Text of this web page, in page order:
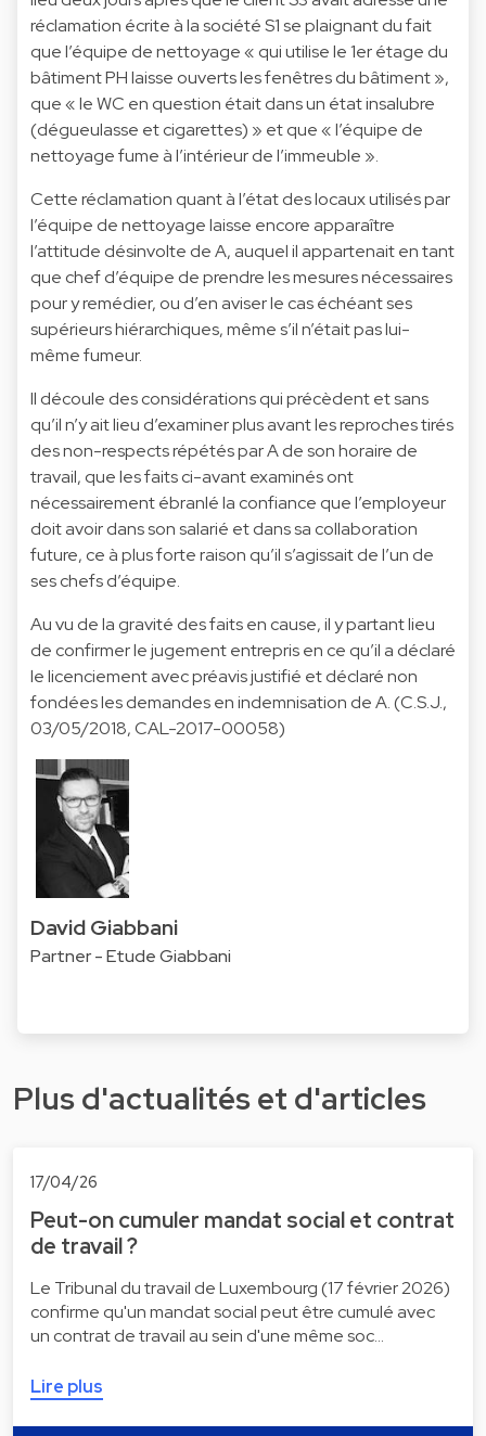
réclamation écrite à la société S1 se plaignant du fait
que l’équipe de nettoyage « qui utilise le 1er étage du
bâtiment PH laisse ouverts les fenêtres du bâtiment »,
que « le WC en question était dans un état insalubre
(dégueulasse et cigarettes) » et que « l’équipe de
nettoyage fume à l’intérieur de l’immeuble ».
Cette réclamation quant à l’état des locaux utilisés par
l’équipe de nettoyage laisse encore apparaître
l’attitude désinvolte de A, auquel il appartenait en tant
que chef d’équipe de prendre les mesures nécessaires
pour y remédier, ou d’en aviser le cas échéant ses
supérieurs hiérarchiques, même s’il n’était pas lui-
même fumeur.
Il découle des considérations qui précèdent et sans
qu’il n’y ait lieu d’examiner plus avant les reproches tirés
des non-respects répétés par A de son horaire de
travail, que les faits ci-avant examinés ont
nécessairement ébranlé la confiance que l’employeur
doit avoir dans son salarié et dans sa collaboration
future, ce à plus forte raison qu’il s’agissait de l’un de
ses chefs d’équipe.
Au vu de la gravité des faits en cause, il y partant lieu
de confirmer le jugement entrepris en ce qu’il a déclaré
le licenciement avec préavis justifié et déclaré non
fondées les demandes en indemnisation de A. (C.S.J.,
03/05/2018, CAL-2017-00058)
David Giabbani
Partner - Etude Giabbani
Plus d'actualités et d'articles
17/04/26
Peut-on cumuler mandat social et contrat
de travail ?
Le Tribunal du travail de Luxembourg (17 février 2026)
confirme qu'un mandat social peut être cumulé avec
un contrat de travail au sein d'une même soc…
Lire plus